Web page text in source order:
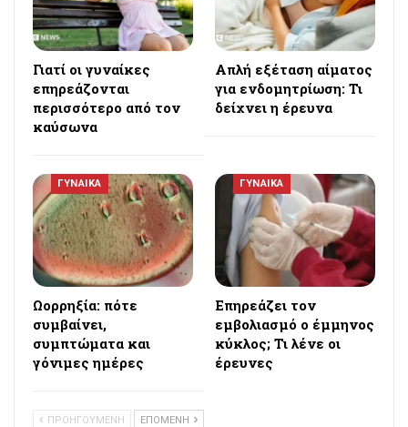
Γιατί οι γυναίκες
επηρεάζονται
περισσότερο από τον
καύσωνα
Απλή εξέταση αίματος
για ενδομητρίωση: Τι
δείχνει η έρευνα
ΓΥΝΑΙΚΑ
Ωορρηξία: πότε
συμβαίνει,
συμπτώματα και
γόνιμες ημέρες
ΓΥΝΑΙΚΑ
Επηρεάζει τον
εμβολιασμό ο έμμηνος
κύκλος; Τι λένε οι
έρευνες
ΠΡΟΗΓΟΥΜΕΝΗ ΕΠΟΜΕΝΗ